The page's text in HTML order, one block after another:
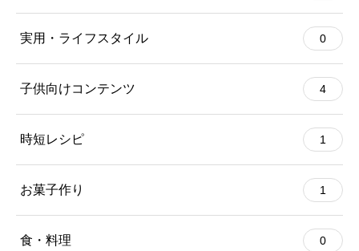
実用・ライフスタイル 0
子供向けコンテンツ 4
時短レシピ 1
お菓子作り 1
食・料理 0